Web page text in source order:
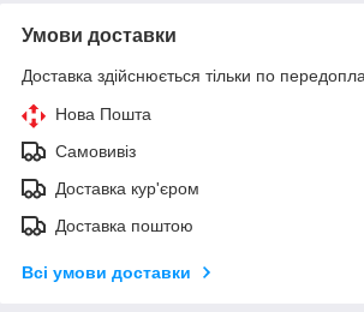
Умови доставки
Доставка здійснюється тільки по
Нова Пошта
Самовивіз
Доставка кур'єром
Доставка поштою
Всі умови доставки